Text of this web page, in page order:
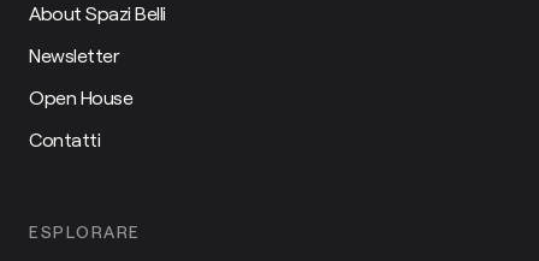
About Spazi Belli
Newsletter
Open House
Contatti
ESPLORARE